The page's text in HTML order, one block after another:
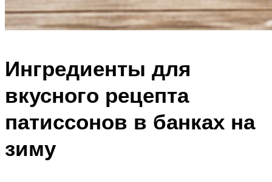
Ингредиенты для
вкусного рецепта
патиссонов в банках на
зиму